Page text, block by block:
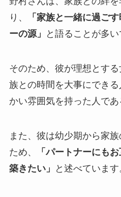
り、
「家族と一緒に過ご
ーの源」
と語ることが多い
そのため、彼が理想とす
族との時間を大事にでき
かい雰囲気を持った人であ
また、彼は幼少期から家
ため、
「パートナーにも
築きたい」
と述べています